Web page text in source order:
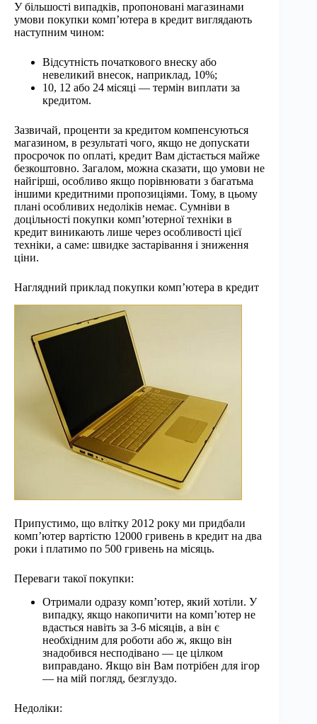
У більшості випадків, пропоновані магазинами
умови покупки комп’ютера в кредит виглядають
наступним чином:
Відсутність початкового внеску або
невеликий внесок, наприклад, 10%;
10, 12 або 24 місяці — термін виплати за
кредитом.
Зазвичай, проценти за кредитом компенсуються
магазином, в результаті чого, якщо не допускати
просрочок по оплаті, кредит Вам дістається майже
безкоштовно. Загалом, можна сказати, що умови не
найгірші, особливо якщо порівнювати з багатьма
іншими кредитними пропозиціями. Тому, в цьому
плані особливих недоліків немає. Сумніви в
доцільності покупки комп’ютерної техніки в
кредит виникають лише через особливості цієї
техніки, а саме: швидке застарівання і зниження
ціни.
Наглядний приклад покупки комп’ютера в кредит
Припустимо, що влітку 2012 року ми придбали
комп’ютер вартістю 12000 гривень в кредит на два
роки і платимо по 500 гривень на місяць.
Переваги такої покупки:
Отримали одразу комп’ютер, який хотіли. У
випадку, якщо накопичити на комп’ютер не
вдасться навіть за 3-6 місяців, а він є
необхідним для роботи або ж, якщо він
знадобився несподівано — це цілком
виправдано. Якщо він Вам потрібен для ігор
— на мій погляд, безглуздо.
Недоліки: